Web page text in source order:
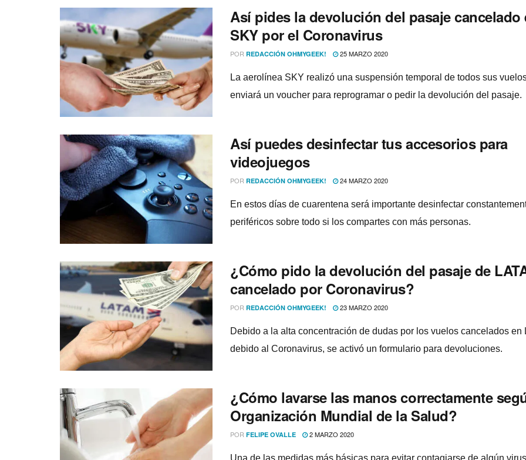
Así­ pides la devolución del pasaje cancelado
SKY por el Coronavirus
POR REDACCIÓN OHMYGEEK! 25 MARZO 2020
La aerolí­nea SKY realizó una suspensión temporal de todos sus
enviará un voucher para reprogramar o pedir la devolución del pasaje.
Así­ puedes desinfectar tus accesorios para
videojuegos
POR REDACCIÓN OHMYGEEK! 24 MARZO 2020
En estos dí­as de cuarentena será importante desinfectar
periféricos sobre todo si los compartes con más personas.
¿Cómo pido la devolución del pasaje de
cancelado por Coronavirus?
POR REDACCIÓN OHMYGEEK! 23 MARZO 2020
Debido a la alta concentración de dudas por los vuelos cancelados en
debido al Coronavirus, se activó un formulario para devoluciones.
¿Cómo lavarse las manos correctamente
Organización Mundial de la Salud?
POR FELIPE OVALLE 2 MARZO 2020
Una de las medidas más básicas para evitar contagiarse de algún